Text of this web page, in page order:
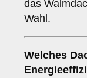
das
Wahl.
Welches